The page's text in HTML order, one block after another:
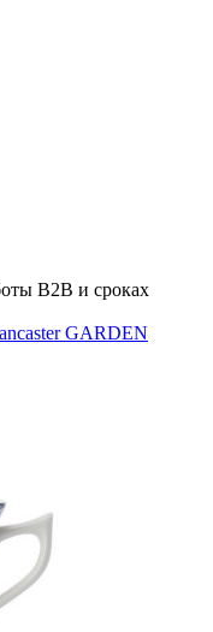
В2В и сроках
GARDEN